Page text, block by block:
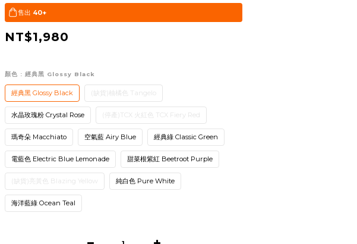
售出 40+
NT$1,980
顏色 : 經典黑 Glossy Black
經典黑 Glossy Black (缺貨)柚橘色 Tangelo
水晶玫瑰粉 Crystal Rose (停產)TCX 火紅色 TCX Fiery Red
瑪奇朵 Macchiato 空氣藍 Airy Blue 經典綠 Classic Green
電藍色 Electric Blue Lemonade 甜菜根紫紅 Beetroot Purple
(缺貨)亮黃色 Blazing Yellow 純白色 Pure White
海洋藍綠 Ocean Teal